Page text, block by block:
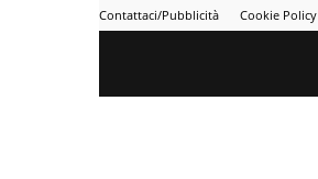
Contattaci/Pubblicità Cookie Policy